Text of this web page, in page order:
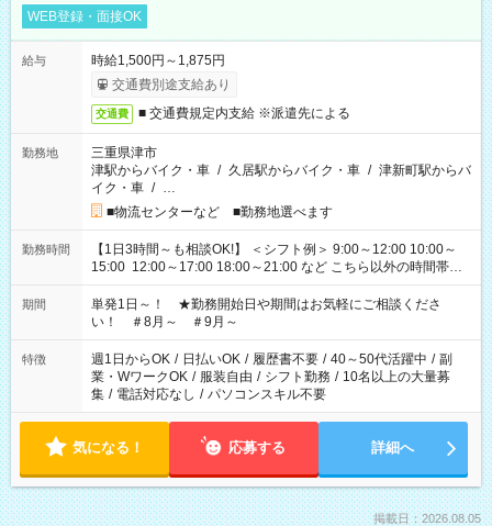
WEB登録・面接OK
給与
時給1,500円～1,875円
交通費別途支給あり
交通費 ■ 交通費規定内支給 ※派遣先による
勤務地
三重県津市
津駅からバイク・車 / 久居駅からバイク・車 / 津新町駅からバ
イク・車 / …
■物流センターなど ■勤務地選べます
勤務時間
【1日3時間～も相談OK!】 ＜シフト例＞ 9:00～12:00 10:00～
15:00 12:00～17:00 18:00～21:00 など こちら以外の時間帯も
お気軽にご相談ください！
期間
単発1日～！ ★勤務開始日や期間はお気軽にご相談くださ
い！ ＃8月～ ＃9月～
特徴 週1日からOK / 日払いOK / 履歴書不要 / 40～50代活躍中 / 副
業・WワークOK / 服装自由 / シフト勤務 / 10名以上の大量募
集 / 電話対応なし / パソコンスキル不要
気になる！ 応募する 詳細へ
掲載日：2026.08.05